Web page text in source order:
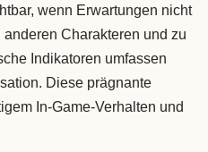
wenn Erwartungen nicht
anderen Charakteren und zu
Indikatoren umfassen
Diese prägnante
In‑Game‑Verhalten und